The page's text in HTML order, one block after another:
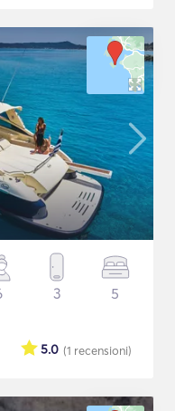
3 5
(1 recensioni)
5.0